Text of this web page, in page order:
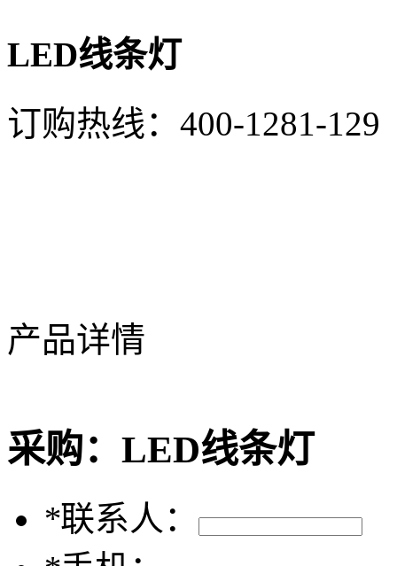
LED线条灯
订购热线： 400-1281-129
产品详情
采购： LED线条灯
*联系人：